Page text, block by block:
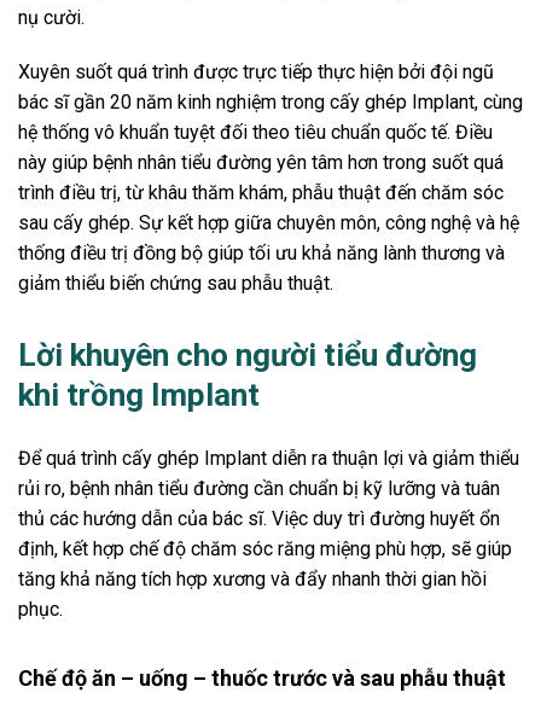
nụ cười.
Xuyên suốt quá trình được trực tiếp thực hiện bởi đội ngũ
bác sĩ gần 20 năm kinh nghiệm trong cấy ghép Implant, cùng
hệ thống vô khuẩn tuyệt đối theo tiêu chuẩn quốc tế. Điều
này giúp bệnh nhân tiểu đường yên tâm hơn trong suốt quá
trình điều trị, từ khâu thăm khám, phẫu thuật đến chăm sóc
sau cấy ghép. Sự kết hợp giữa chuyên môn, công nghệ và hệ
thống điều trị đồng bộ giúp tối ưu khả năng lành thương và
giảm thiểu biến chứng sau phẫu thuật.
Lời khuyên cho người tiểu đường
khi trồng Implant
Để quá trình cấy ghép Implant diễn ra thuận lợi và giảm thiểu
rủi ro, bệnh nhân tiểu đường cần chuẩn bị kỹ lưỡng và tuân
thủ các hướng dẫn của bác sĩ. Việc duy trì đường huyết ổn
định, kết hợp chế độ chăm sóc răng miệng phù hợp, sẽ giúp
tăng khả năng tích hợp xương và đẩy nhanh thời gian hồi
phục.
Chế độ ăn – uống – thuốc trước và sau phẫu thuật